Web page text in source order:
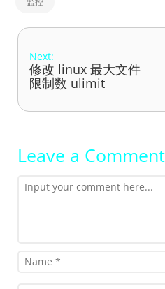
Next:
修改 linux 最大文件
限制数 ulimit
Leave a Comment